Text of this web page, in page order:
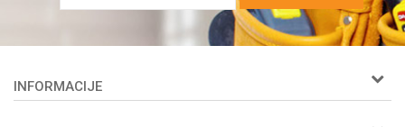
INFORMACIJE